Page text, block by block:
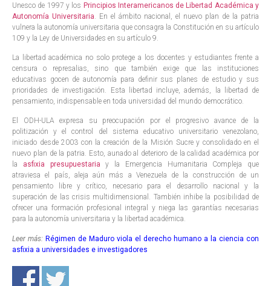
Unesco de 1997 y los Principios Interamericanos de Libertad Académica y
Autonomía Universitaria . En el ámbito nacional, el nuevo plan de la patria
vulnera la autonomía universitaria que consagra la Constitución en su artículo
109 y la Ley de Universidades en su artículo 9.
La libertad académica no solo protege a los docentes y estudiantes frente a
censura o represalias, sino que también exige que las instituciones
educativas gocen de autonomía para definir sus planes de estudio y sus
prioridades de investigación. Esta libertad incluye, además, la libertad de
pensamiento, indispensable en toda universidad del mundo democrático.
El ODH-ULA expresa su preocupación por el progresivo avance de la
politización y el control del sistema educativo universitario venezolano,
iniciado desde 2003 con la creación de la Misión Sucre y consolidado en el
nuevo plan de la patria. Esto, aunado al deterioro de la calidad académica por
la asfixia presupuestaria y la Emergencia Humanitaria Compleja que
atraviesa el país, aleja aún más a Venezuela de la construcción de un
pensamiento libre y crítico, necesario para el desarrollo nacional y la
superación de las crisis multidimensional. También inhibe la posibilidad de
ofrecer una formación profesional integral y niega las garantías necesarias
para la autonomía universitaria y la libertad académica.
Leer más: Régimen de Maduro viola el derecho humano a la ciencia con
asfixia a universidades e investigadores